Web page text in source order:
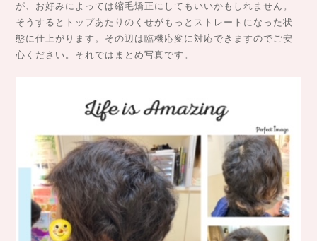
が、お好みによっては縮毛矯正にしてもいいかもしれません。
そうするとトップあたりのくせがもっとストレートになった状
態に仕上がります。その辺は臨機応変に対応できますのでご安
心ください。それではまとめ写真です。